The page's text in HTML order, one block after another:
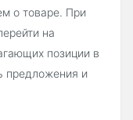
о товаре. При
на
позиции в
предложения и